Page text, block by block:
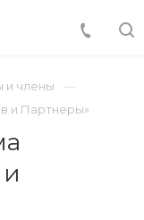
и члены
и Партнеры»